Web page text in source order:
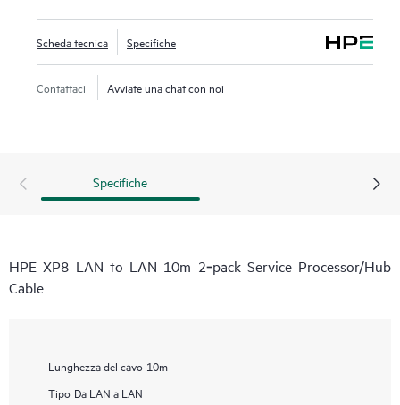
Scheda tecnica Specifiche
Contattaci Avviate una chat con noi
Specifiche
HPE XP8 LAN to LAN 10m 2‑pack Service Processor/Hub
Cable
Lunghezza del cavo 10m
Tipo Da LAN a LAN